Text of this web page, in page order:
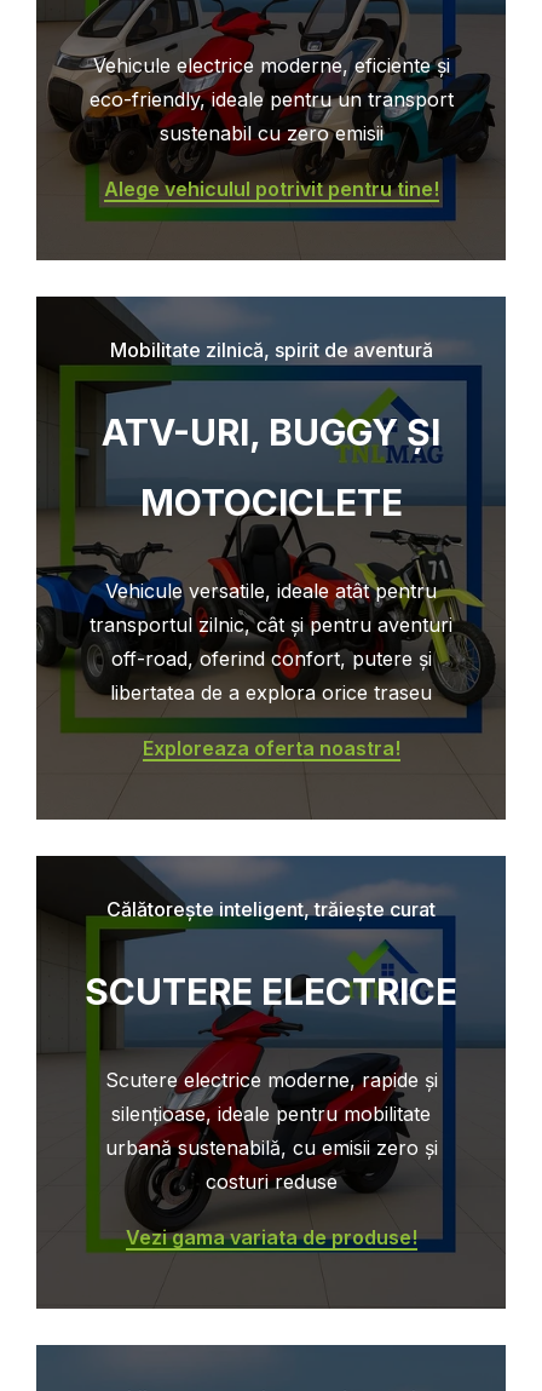
Vehicule electrice moderne, eficiente și
eco-friendly, ideale pentru un transport
sustenabil cu zero emisii
Alege vehiculul potrivit pentru tine!
Mobilitate zilnică, spirit de aventură
ATV-URI, BUGGY ȘI
MOTOCICLETE
Vehicule versatile, ideale atât pentru
transportul zilnic, cât și pentru aventuri
off-road, oferind confort, putere și
libertatea de a explora orice traseu
Exploreaza oferta noastra!
Călătorește inteligent, trăiește curat
SCUTERE ELECTRICE
Scutere electrice moderne, rapide și
silențioase, ideale pentru mobilitate
urbană sustenabilă, cu emisii zero și
costuri reduse
Vezi gama variata de produse!